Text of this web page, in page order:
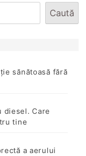
Caută
sănătoasă fără
diesel. Care
tine
a aerului